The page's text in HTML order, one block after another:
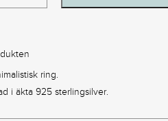
ring.
i äkta 925 sterlingsilver.